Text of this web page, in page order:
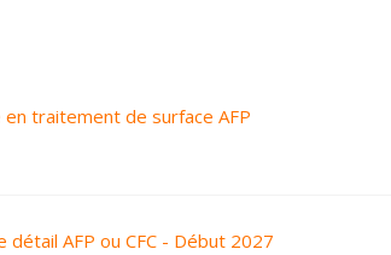
traitement de surface AFP
AFP ou CFC - Début 2027